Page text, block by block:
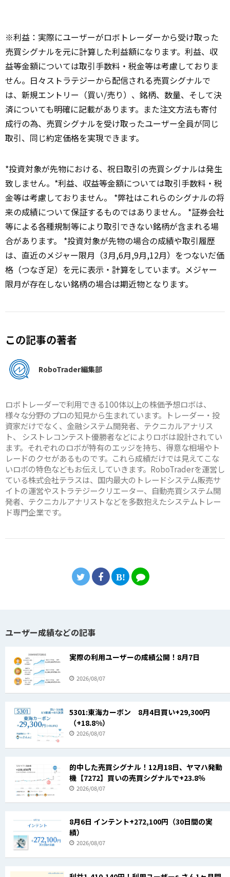
※利益：実際にユーザーがロボトレーダーから受け取った
売買シグナルを元に計算した利益額になります。利益、収
益等金額については取引手数料・税金等は考慮しておりま
せん。日々ストラテジーから配信される売買シグナルで
は、新規エントリー（買い/売り）、銘柄、数量、そして決
済についても明確に記載があります。また注文方法も寄付
成行の為、売買シグナルを受け取ったユーザー全員が同じ
取引、同じ約定価格を実現できます。
*投資対象が先物における、祝日取引の売買シグナルは発生
致しません。*利益、収益等金額については取引手数料・税
金等は考慮しておりません。 *弊社はこれらのシグナルの将
来の成績について保証するものではありません。 *証券会社
等による各種規制等により取引できない銘柄が含まれる場
合があります。 *投資対象が先物の場合の成績や取引履歴
は、直近のメジャー限月（3月,6月,9月,12月）をつないだ価
格（つなぎ足）を元に表示・計算をしています。メジャー
限月が存在しない銘柄の場合は期近物となります。
この記事の著者
RoboTrader編集部
ロボトレーダーで利用できる100体以上の株価予想ロボは、
様々な分野のプロの知見から生まれています。トレーダー・投
資家だけでなく、金融システム開発者、テクニカルアナリス
ト、 シストレコンテスト優勝者などによりロボは設計されてい
ます。それぞれのロボが特有のエッジを持ち、得意な相場やト
レードのクセがあるものです。これら成績だけでは見えてこな
いロボの特色などもお伝えしていきます。RoboTraderを運営し
ている株式会社テラスは、国内最大のトレードシステム販売サ
イトの運営やストラテジークリエーター、自動売買システム開
発者、テクニカルアナリストなどを多数抱えたシステムトレー
ド専門企業です。
ユーザー成績などの記事
実際の利用ユーザーの成績公開！8月7日
2026/08/07
5301:東海カーボン 8月4日買い+29,300円
（+18.8%）
2026/08/07
的中した売買シグナル！12月18日、ヤマハ発動
機【7272】買いの売買シグナルで+23.8％
2026/08/07
8月6日 インテント+272,100円（30日間の実
績）
2026/08/07